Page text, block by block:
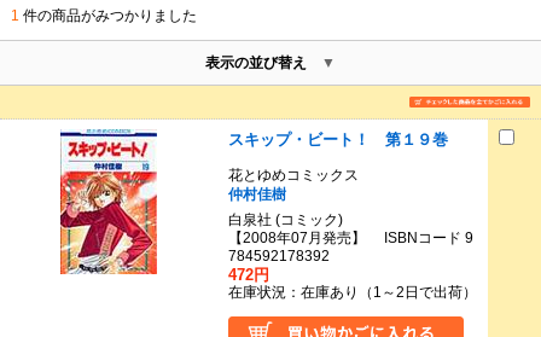
1 件の商品がみつかりました
表示の並び替え
スキップ・ビート！ 第１９巻
花とゆめコミックス
仲村佳樹
白泉社 (コミック)
【2008年07月発売】 ISBNコード 9
784592178392
472円
在庫状況：在庫あり（1～2日で出荷）